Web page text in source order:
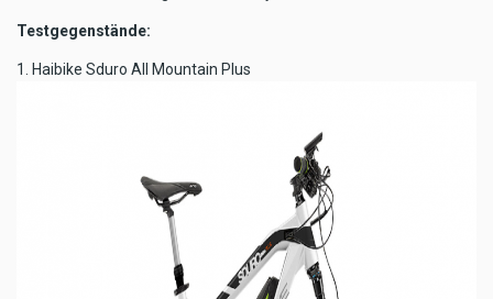
Testgegenstände:
1. Haibike Sduro All Mountain Plus